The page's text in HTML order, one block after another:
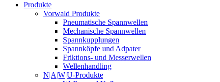
Produkte
Vorwald Produkte
Pneumatische Spannwellen
Mechanische Spannwellen
Spannkupplungen
Spannköpfe und Adpater
Friktions- und Messerwellen
Wellenhandling
N|A|W|U-Produkte